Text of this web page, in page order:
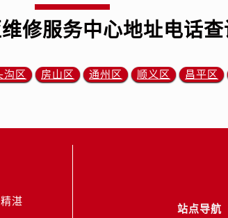
修服务中心地址电话查
沟区 房山区 通州区 顺义区 昌平区
湛
站点导航